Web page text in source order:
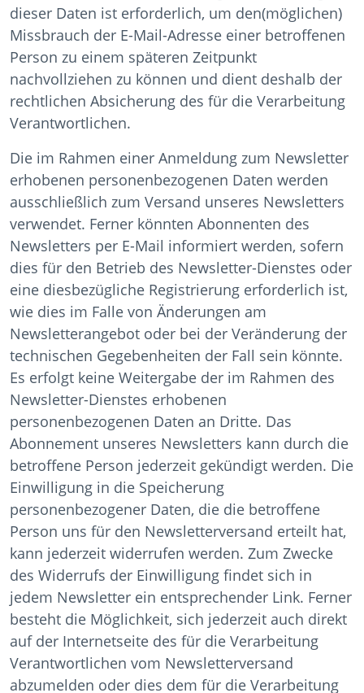
dieser Daten ist erforderlich, um den(möglichen)
Missbrauch der E-Mail-Adresse einer betroffenen
Person zu einem späteren Zeitpunkt
nachvollziehen zu können und dient deshalb der
rechtlichen Absicherung des für die Verarbeitung
Verantwortlichen.
Die im Rahmen einer Anmeldung zum Newsletter
erhobenen personenbezogenen Daten werden
ausschließlich zum Versand unseres Newsletters
verwendet. Ferner könnten Abonnenten des
Newsletters per E-Mail informiert werden, sofern
dies für den Betrieb des Newsletter-Dienstes oder
eine diesbezügliche Registrierung erforderlich ist,
wie dies im Falle von Änderungen am
Newsletterangebot oder bei der Veränderung der
technischen Gegebenheiten der Fall sein könnte.
Es erfolgt keine Weitergabe der im Rahmen des
Newsletter-Dienstes erhobenen
personenbezogenen Daten an Dritte. Das
Abonnement unseres Newsletters kann durch die
betroffene Person jederzeit gekündigt werden. Die
Einwilligung in die Speicherung
personenbezogener Daten, die die betroffene
Person uns für den Newsletterversand erteilt hat,
kann jederzeit widerrufen werden. Zum Zwecke
des Widerrufs der Einwilligung findet sich in
jedem Newsletter ein entsprechender Link. Ferner
besteht die Möglichkeit, sich jederzeit auch direkt
auf der Internetseite des für die Verarbeitung
Verantwortlichen vom Newsletterversand
abzumelden oder dies dem für die Verarbeitung